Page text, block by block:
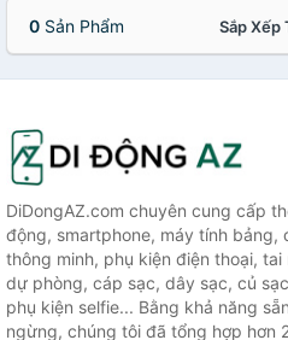
0 Sản Phẩm Sắp Xếp
DiDongAZ.com chuyên cung cấp
động, smartphone, máy tính bảng,
thông minh, phụ kiện điện thoại,
dự phòng, cáp sạc, dây sạc, củ
phụ kiện selfie... Bằng khả năng
ngừng, chúng tôi đã tổng hợp hơn